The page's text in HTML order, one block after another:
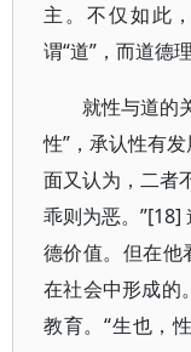
主。不仅如此
谓“道”，而道德
就性与道的
性”，承认性有
面又认为，二者
乖则为恶。”[18]
德价值。但在他
在社会中形成的
教育。“生也，